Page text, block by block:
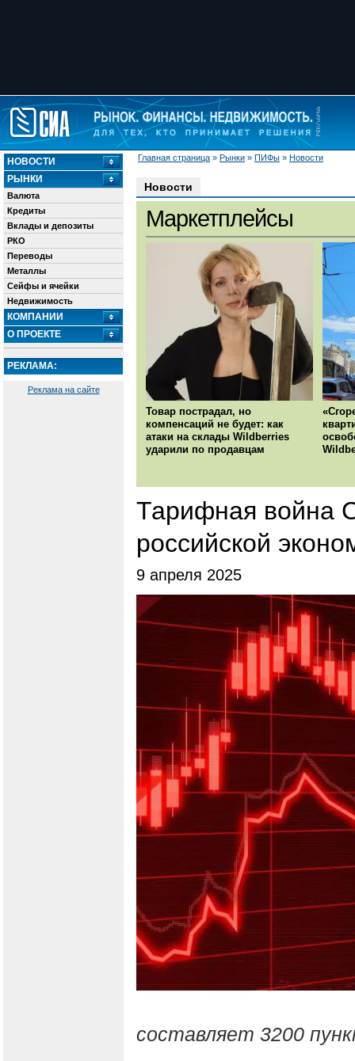
Главная страница » Рынки » ПИФы » Новости
НОВОСТИ
РЫНКИ
Валюта
Кредиты
Вклады и депозиты
РКО
Переводы
Металлы
Сейфы и ячейки
Недвижимость
КОМПАНИИ
О ПРОЕКТЕ
РЕКЛАМА:
Реклама на сайте
Новости
Маркетплейсы
Товар пострадал, но
компенсаций не будет: как
атаки на склады Wildberries
ударили по продавцам
Тарифная война
российской
9 апреля 2025
составляет 3200